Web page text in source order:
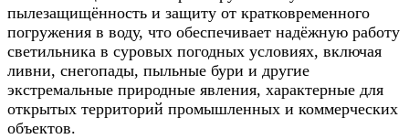
пылезащищённость и защиту от кратковременного
погружения в воду, что обеспечивает надёжную работу
светильника в суровых погодных условиях, включая
ливни, снегопады, пыльные бури и другие
экстремальные природные явления, характерные для
открытых территорий промышленных и коммерческих
объектов.